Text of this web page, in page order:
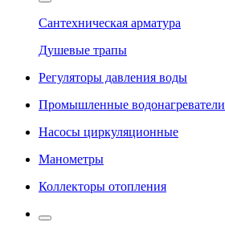
Сантехническая арматура
Душевые трапы
Регуляторы давления воды
Промышленные водонагреватели
Насосы циркуляционные
Манометры
Коллекторы отопления